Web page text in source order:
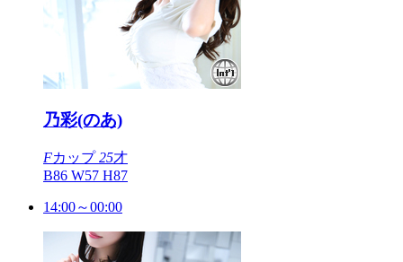
乃彩(のあ)
Fカップ25才
B86 W57 H87
14:00～00:00